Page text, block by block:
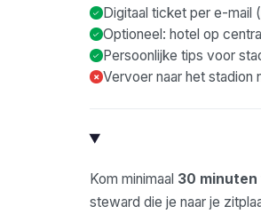
Digitaal ticket per e-mail
Optioneel: hotel op
Persoonlijke tips voor
× Vervoer naar het stadion
Kom minimaal 30 minuten
steward die je naar je